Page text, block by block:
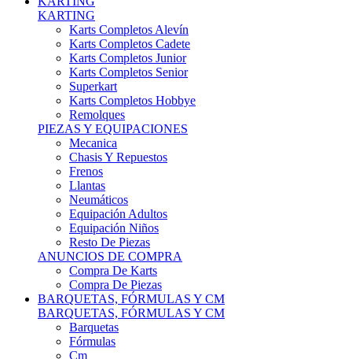
Karts Completos Alevín
Karts Completos Cadete
Karts Completos Junior
Karts Completos Senior
Superkart
Karts Completos Hobbye
Remolques
PIEZAS Y EQUIPACIONES
Mecanica
Chasis Y Repuestos
Frenos
Llantas
Neumáticos
Equipación Adultos
Equipación Niños
Resto De Piezas
ANUNCIOS DE COMPRA
Compra De Karts
Compra De Piezas
BARQUETAS, FÓRMULAS Y CM
BARQUETAS, FÓRMULAS Y CM
Barquetas
Fórmulas
Cm
Prototipos